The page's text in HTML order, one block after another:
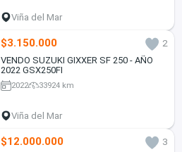
Viña del Mar
$3.150.000
2
VENDO SUZUKI GIXXER SF 250 - AÑO
2022 GSX250FI
2022 33924 km
Viña del Mar
$12.000.000
3